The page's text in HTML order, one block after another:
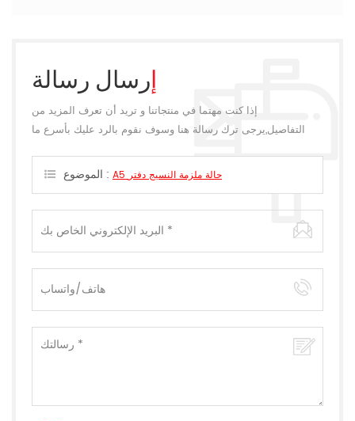
إرسال رسالة
إذا كنت مهتما في منتجاتنا و تريد أن تعرف المزيد من
التفاصيل,يرجى ترك رسالة هنا وسوف نقوم بالرد عليك بأسرع ما
الموضوع : A5 حالة ملزمة النسيج دفتر